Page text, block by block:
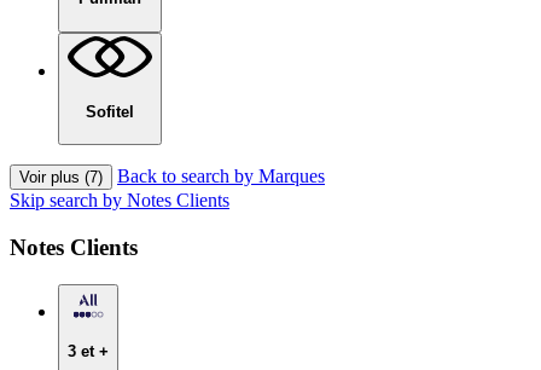
Sofitel
Voir plus (7)
Back to search by Marques
Skip search by Notes Clients
Notes Clients
3 et +